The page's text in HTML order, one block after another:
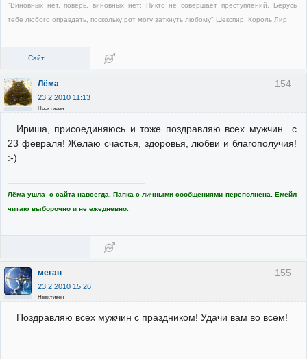
"Виновных нет, поверь, виновных нет: Никто не совершает преступлений. Берусь
тебе любого оправдать, поскольку рот могу заткнуть любому" Шекспир. Король Лир
Сайт
154
Лёма
23.2.2010 11:13
Неактивен
Ириша, присоединяюсь и тоже поздравляю всех мужчин с
23 февраля! Желаю счастья, здоровья, любви и благополучия!
:-)
Лёма ушла с сайта навсегда. Папка с личными сообщениями переполнена. Емейл
читаю выборочно и не ежедневно.
155
меган
23.2.2010 15:26
Неактивен
Поздравляю всех мужчин с праздником! Удачи вам во всем!